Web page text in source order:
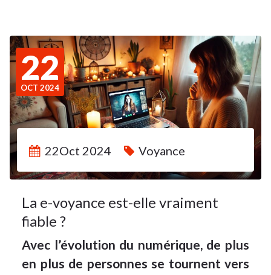
22
OCT 2024
22Oct 2024 Voyance
La e-voyance est-elle vraiment
fiable ?
Avec l’évolution du numérique, de plus
en plus de personnes se tournent vers